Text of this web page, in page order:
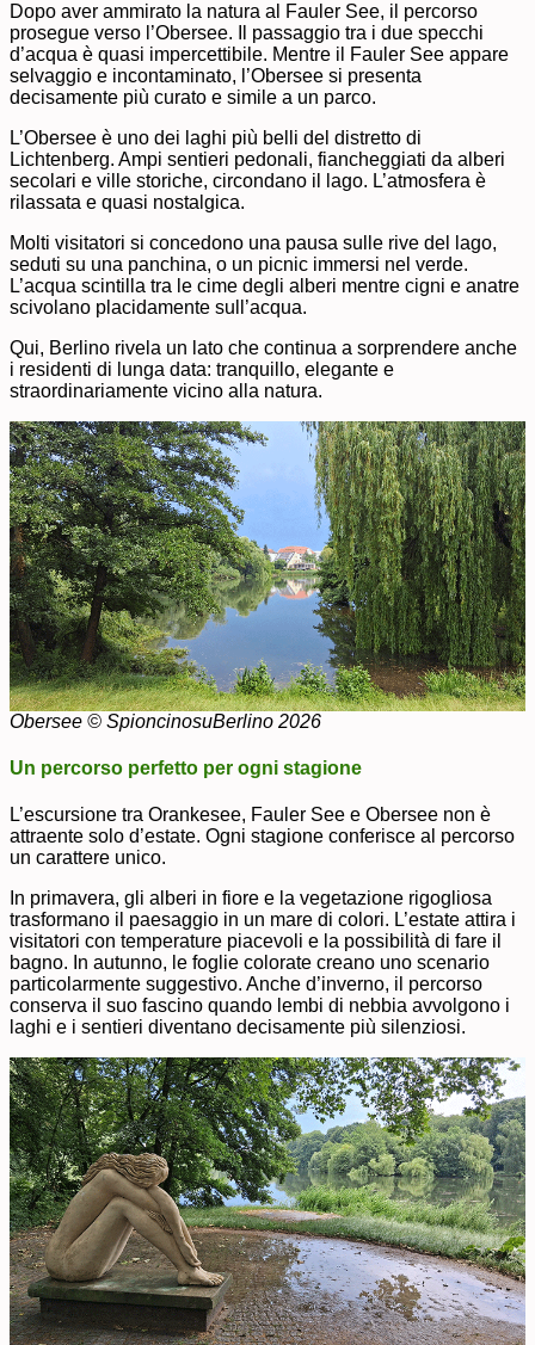
Dopo aver ammirato la natura al Fauler See, il percorso
prosegue verso l’Obersee. Il passaggio tra i due specchi
d’acqua è quasi impercettibile. Mentre il Fauler See appare
selvaggio e incontaminato, l’Obersee si presenta
decisamente più curato e simile a un parco.
L’Obersee è uno dei laghi più belli del distretto di
Lichtenberg. Ampi sentieri pedonali, fiancheggiati da alberi
secolari e ville storiche, circondano il lago. L’atmosfera è
rilassata e quasi nostalgica.
Molti visitatori si concedono una pausa sulle rive del lago,
seduti su una panchina, o un picnic immersi nel verde.
L’acqua scintilla tra le cime degli alberi mentre cigni e anatre
scivolano placidamente sull’acqua.
Qui, Berlino rivela un lato che continua a sorprendere anche
i residenti di lunga data: tranquillo, elegante e
straordinariamente vicino alla natura.
Obersee © SpioncinosuBerlino 2026
Un percorso perfetto per ogni stagione
L’escursione tra Orankesee, Fauler See e Obersee non è
attraente solo d’estate. Ogni stagione conferisce al percorso
un carattere unico.
In primavera, gli alberi in fiore e la vegetazione rigogliosa
trasformano il paesaggio in un mare di colori. L’estate attira i
visitatori con temperature piacevoli e la possibilità di fare il
bagno. In autunno, le foglie colorate creano uno scenario
particolarmente suggestivo. Anche d’inverno, il percorso
conserva il suo fascino quando lembi di nebbia avvolgono i
laghi e i sentieri diventano decisamente più silenziosi.